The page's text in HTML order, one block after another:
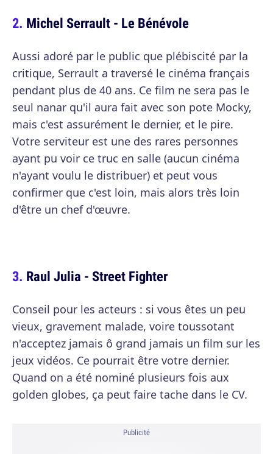
Michel Serrault - Le Bénévole
Aussi adoré par le public que plébiscité par la
critique, Serrault a traversé le cinéma français
pendant plus de 40 ans. Ce film ne sera pas le
seul nanar qu'il aura fait avec son pote Mocky,
mais c'est assurément le dernier, et le pire.
Votre serviteur est une des rares personnes
ayant pu voir ce truc en salle (aucun cinéma
n'ayant voulu le distribuer) et peut vous
confirmer que c'est loin, mais alors très loin
d'être un chef d'œuvre.
Raul Julia - Street Fighter
Conseil pour les acteurs : si vous êtes un peu
vieux, gravement malade, voire toussotant
n'acceptez jamais ô grand jamais un film sur les
jeux vidéos. Ce pourrait être votre dernier.
Quand on a été nominé plusieurs fois aux
golden globes, ça peut faire tache dans le CV.
Publicité